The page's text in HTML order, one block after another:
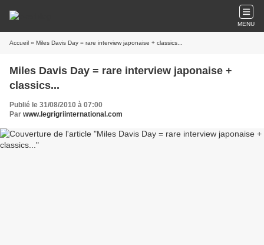
MENU
Accueil » Miles Davis Day = rare interview japonaise + classics...
Miles Davis Day = rare interview japonaise +
classics...
Publié le 31/08/2010 à 07:00
Par www.legrigriinternational.com